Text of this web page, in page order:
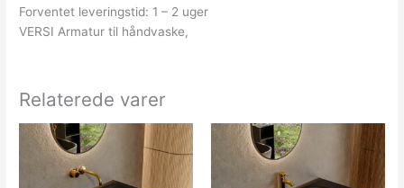
Forventet leveringstid: 1 – 2 uger
VERSI Armatur til håndvaske,
Relaterede varer